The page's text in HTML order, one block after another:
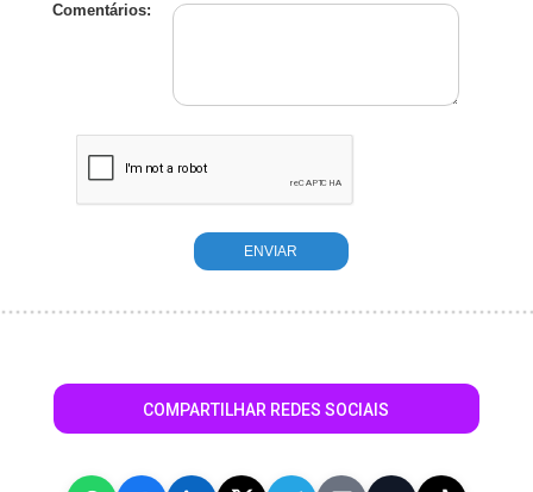
Comentários:
COMPARTILHAR REDES SOCIAIS